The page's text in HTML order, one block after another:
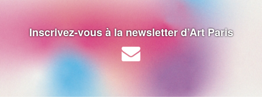
Inscrivez-vous à la newsletter d’Art Paris